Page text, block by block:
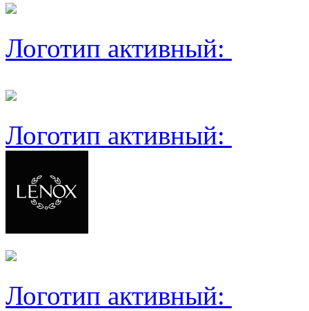
Логотип активный:
Логотип активный:
Логотип активный: